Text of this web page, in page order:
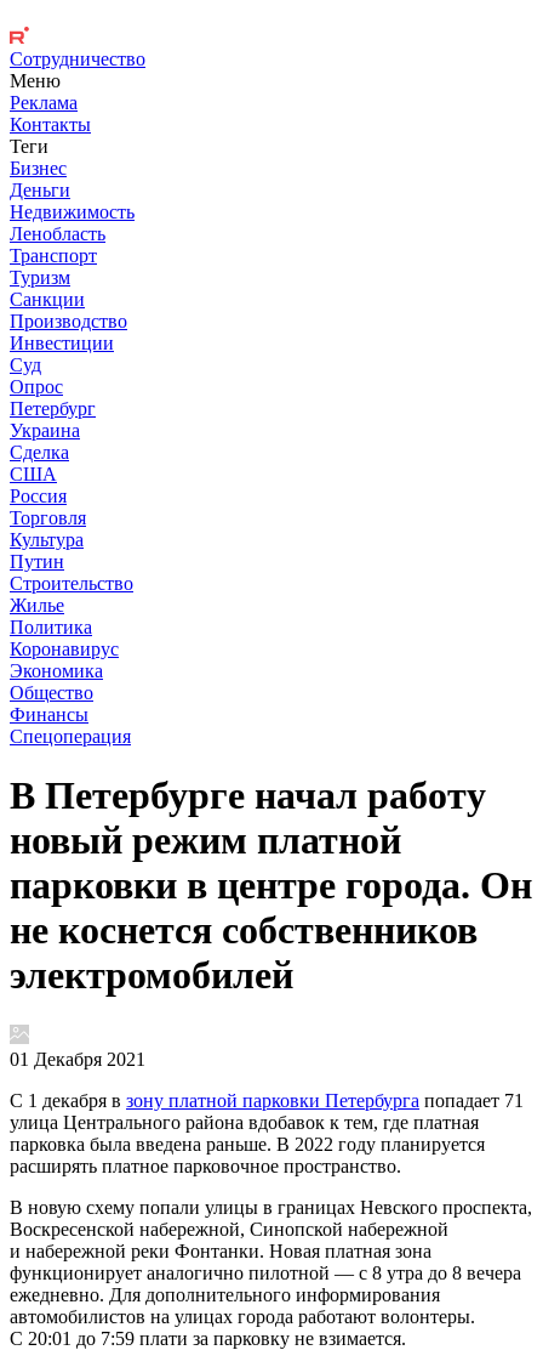
Сотрудничество
Меню
Реклама
Контакты
Теги
Бизнес
Деньги
Недвижимость
Ленобласть
Транспорт
Туризм
Санкции
Производство
Инвестиции
Суд
Опрос
Петербург
Украина
Сделка
США
Россия
Торговля
Культура
Путин
Строительство
Жилье
Политика
Коронавирус
Экономика
Общество
Финансы
Спецоперация
В Петербурге начал работу
новый режим платной
парковки в центре города. Он
не коснется собственников
электромобилей
01 Декабря 2021
С 1 декабря в зону платной парковки Петербурга попадает 71
улица Центрального района вдобавок к тем, где платная
парковка была введена раньше. В 2022 году планируется
расширять платное парковочное пространство.
В новую схему попали улицы в границах Невского проспекта,
Воскресенской набережной, Синопской набережной
и набережной реки Фонтанки. Новая платная зона
функционирует аналогично пилотной — с 8 утра до 8 вечера
ежедневно. Для дополнительного информирования
автомобилистов на улицах города работают волонтеры.
С 20:01 до 7:59 плати за парковку не взимается.